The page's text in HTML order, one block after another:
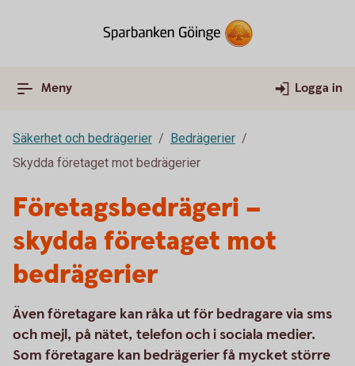
Meny Logga in
Säkerhet och bedrägerier
Bedrägerier
Skydda företaget mot bedrägerier
Företagsbedrägeri –
skydda företaget mot
bedrägerier
Även företagare kan råka ut för bedragare via sms
och mejl, på nätet, telefon och i sociala medier.
Som företagare kan bedrägerier få mycket större